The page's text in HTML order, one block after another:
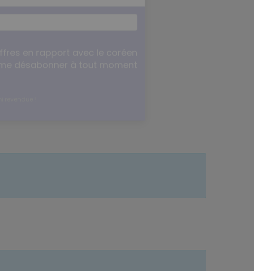
désabonner à tout moment
!